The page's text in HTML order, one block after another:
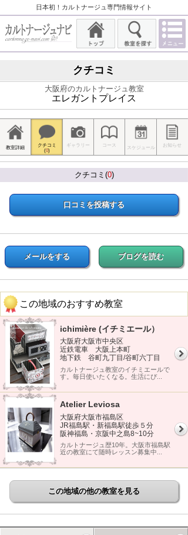
日本初！カルトナージュ専門情報サイト
クチコミ
大阪府のカルトナージュ教室
エレガントプレイス
教室詳細
クチコミ
(0)
ギャラリー コース スケジュール お知らせ
クチコミ(0)
口コミを投稿する
メールをする ブログを読む
この地域のおすすめ教室
ichimière (イチミエール）
大阪府大阪市中央区
近鉄電車 大阪上本町
地下鉄 谷町九丁目/谷町六丁目
カルトナージュ教室のイチミエールで
す。毎日使いたくなる。生活にぴ...
Atelier Leviosa
大阪府大阪市福島区
JR福島駅・新福島駅徒歩５分
阪神福島・京阪中之島8~10分
カルトナージュ歴10年。大阪市福島駅
近の教室にて随時レッスン募集中...
この地域の他の教室を見る